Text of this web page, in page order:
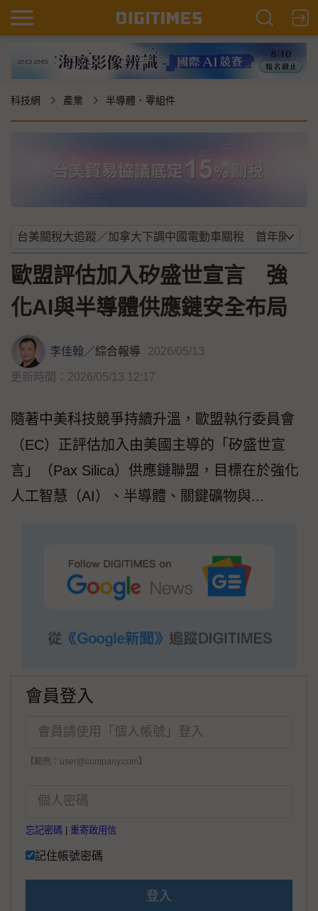
科技網 產業 半導體．零組件
歐盟評估加入矽盛世宣言 強
化AI與半導體供應鏈安全布局
李佳翰／綜合報導 2026/05/13
更新時間：2026/05/13 12:17
隨著中美科技競爭持續升溫，歐盟執行委員會
（EC）正評估加入由美國主導的「矽盛世宣
言」（Pax Silica）供應鏈聯盟，目標在於強化
人工智慧（AI）、半導體、關鍵礦物與...
會員登入
【範例：user@company.com】
忘記密碼 重寄啟用信
記住帳號密碼
登入